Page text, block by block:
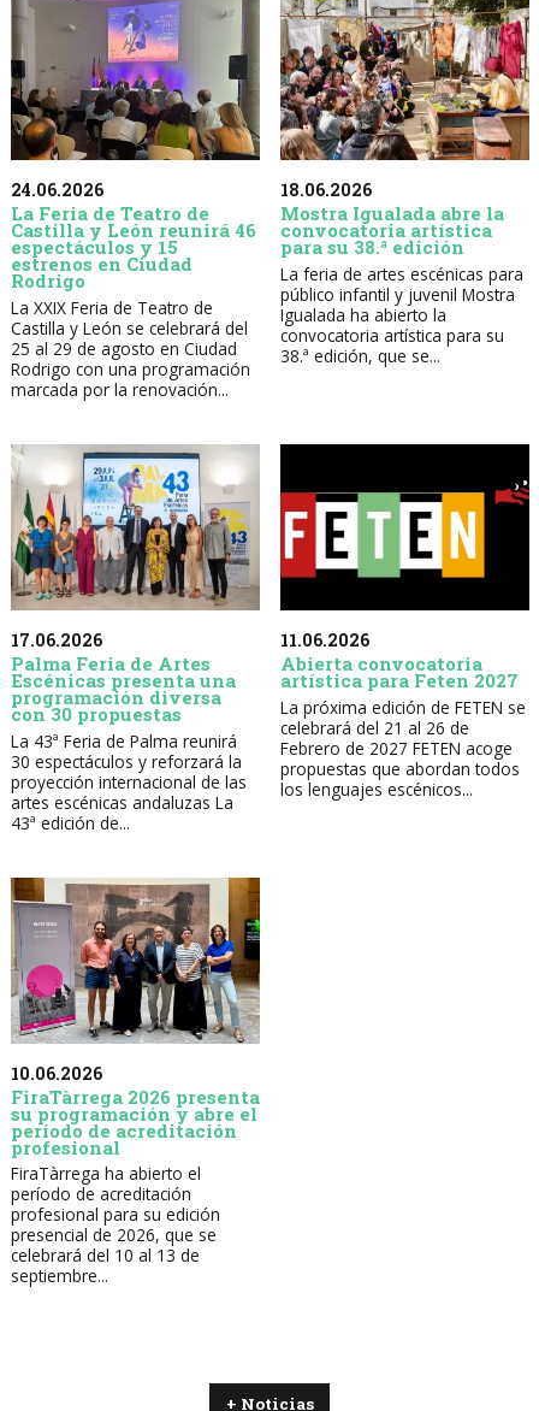
24.06.2026
La Feria de Teatro de
Castilla y León reunirá 46
espectáculos y 15
estrenos en Ciudad
Rodrigo
La XXIX Feria de Teatro de
Castilla y León se celebrará del
25 al 29 de agosto en Ciudad
Rodrigo con una programación
marcada por la renovación...
18.06.2026
Mostra Igualada abre la
convocatoria artística
para su 38.ª edición
La feria de artes escénicas para
público infantil y juvenil Mostra
Igualada ha abierto la
convocatoria artística para su
38.ª edición, que se...
17.06.2026
Palma Feria de Artes
Escénicas presenta una
programación diversa
con 30 propuestas
La 43ª Feria de Palma reunirá
30 espectáculos y reforzará la
proyección internacional de las
artes escénicas andaluzas La
43ª edición de...
11.06.2026
Abierta convocatoria
artística para Feten 2027
La próxima edición de FETEN se
celebrará del 21 al 26 de
Febrero de 2027 FETEN acoge
propuestas que abordan todos
los lenguajes escénicos...
10.06.2026
FiraTàrrega 2026 presenta
su programación y abre el
período de acreditación
profesional
FiraTàrrega ha abierto el
período de acreditación
profesional para su edición
presencial de 2026, que se
celebrará del 10 al 13 de
septiembre...
+ Noticias